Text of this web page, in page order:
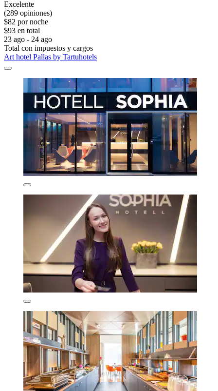
Excelente
(289 opiniones)
$82 por noche
$93 en total
23 ago - 24 ago
Total con impuestos y cargos
Art hotel Pallas by Tartuhotels